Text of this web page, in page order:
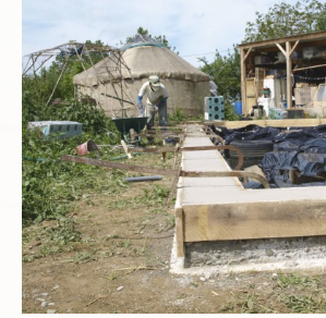
Chantiers
Budget
Plans et Doc.
PIèces du